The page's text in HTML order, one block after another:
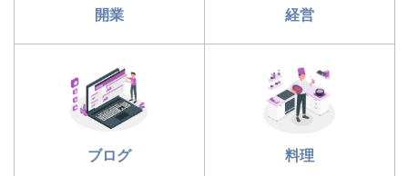
開業 経営
ブログ 料理